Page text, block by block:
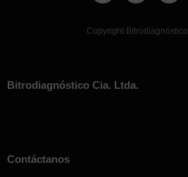
Copyright Bitrodiagnóstico
Bitrodiagnóstico Cia. Ltda.
Contáctanos